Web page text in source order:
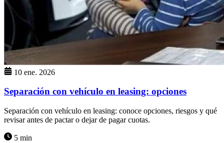
10 ene. 2026
Separación con vehículo en leasing: opciones
Separación con vehículo en leasing: conoce opciones, riesgos y qué
revisar antes de pactar o dejar de pagar cuotas.
5 min